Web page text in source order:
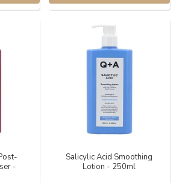
-
Salicylic Acid Smoothing
Lotion - 250ml